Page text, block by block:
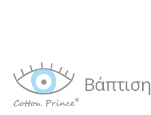
Βάπτιση